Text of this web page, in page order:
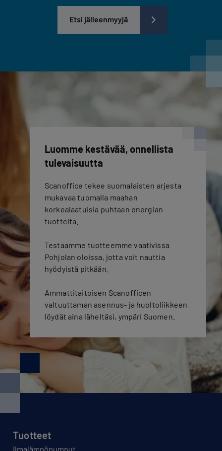
Etsi jälleenmyyjä
Luomme kestävää, onnellista
tulevaisuutta
Scanoffice tekee suomalaisten arjesta
mukavaa tuomalla maahan
korkealaatuisia puhtaan energian
tuotteita.
Testaamme tuotteemme vaativissa
Pohjolan oloissa, jotta voit nauttia
hyödyistä pitkään.
Ammattitaitoisen Scanofficen
valtuuttaman asennus- ja huoltoliikkeen
löydät aina läheltäsi, ympäri Suomen.
Tuotteet
Ilmalämpöpumput